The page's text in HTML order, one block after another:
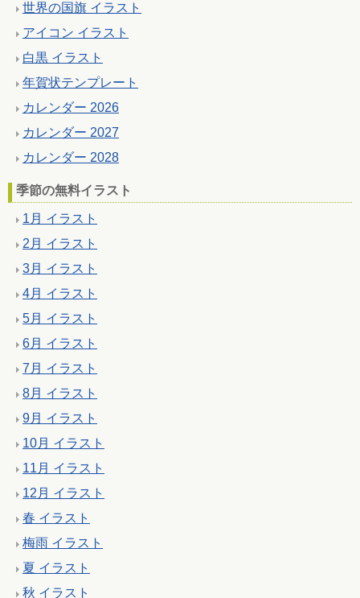
世界の国旗 イラスト
アイコン イラスト
白黒 イラスト
年賀状テンプレート
カレンダー 2026
カレンダー 2027
カレンダー 2028
季節の無料イラスト
1月 イラスト
2月 イラスト
3月 イラスト
4月 イラスト
5月 イラスト
6月 イラスト
7月 イラスト
8月 イラスト
9月 イラスト
10月 イラスト
11月 イラスト
12月 イラスト
春 イラスト
梅雨 イラスト
夏 イラスト
秋 イラスト